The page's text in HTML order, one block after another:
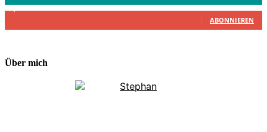
ABONNIEREN
Über mich